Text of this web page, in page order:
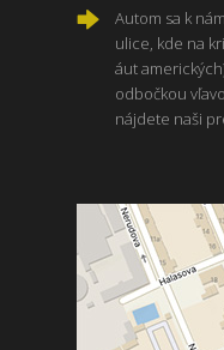
Autom sa k
ulice, kde na
áut
odbočkou
nájdete naši